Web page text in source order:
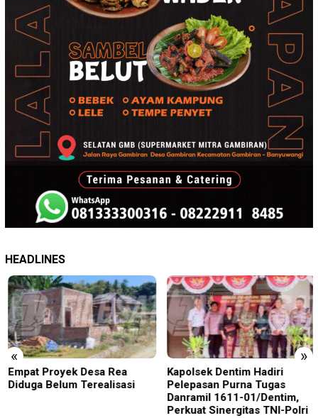
HEADLINES
« »
Empat Proyek Desa Rea
Diduga Belum Terealisasi
Kapolsek Dentim Hadiri
Pelepasan Purna Tugas
Danramil 1611-01/Dentim,
Perkuat Sinergitas TNI-Polri